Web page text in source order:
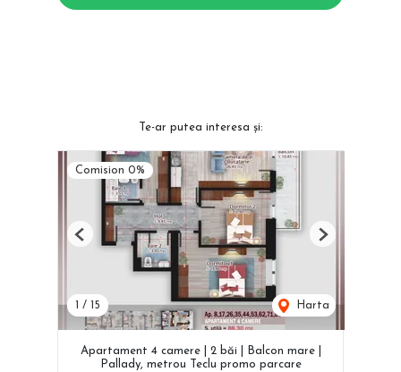
Te-ar putea interesa și:
Comision 0%
/ 15 Harta
Previous Next
Apartament 4 camere | 2 băi | Balcon mare |
Pallady, metrou Teclu promo parcare